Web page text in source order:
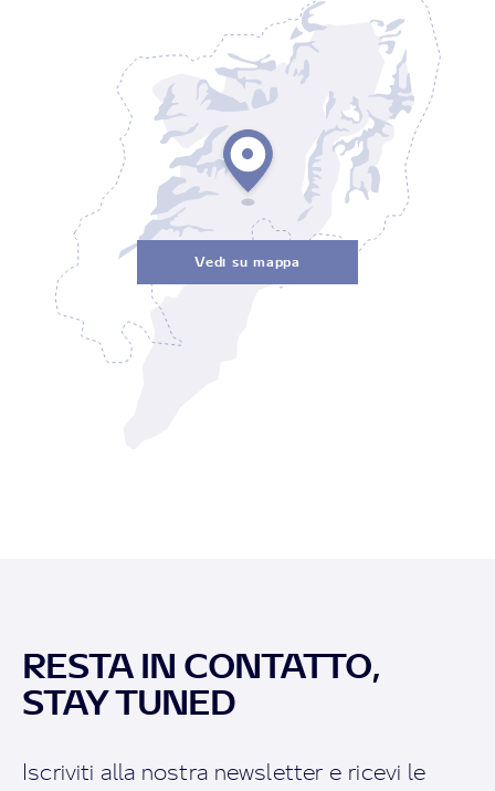
Vedi su mappa
RESTA IN CONTATTO,
STAY TUNED
Iscriviti alla nostra newsletter e ricevi le